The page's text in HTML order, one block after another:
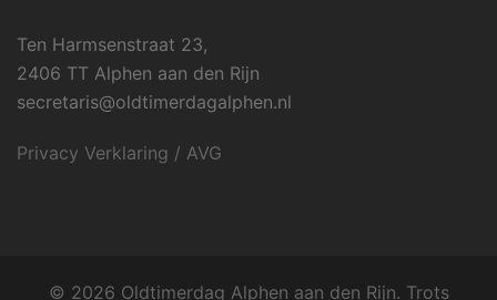
Ten Harmsenstraat 23,
2406 TT Alphen aan den Rijn
secretaris@oldtimerdagalphen.nl
Privacy Verklaring / AVG
© 2026 Oldtimerdag Alphen aan den Rijn. Trots